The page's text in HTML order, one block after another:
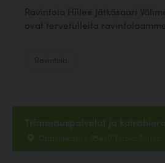
Ravintola Hiilee Jätkäsaari
ovat tervetulleita ravintolaamme.
Trimmauspalvelut ja
Opastinkatu 1, 95420 Tornio, Tornio